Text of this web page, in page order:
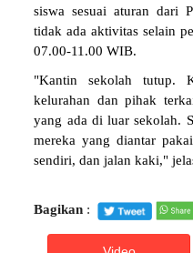
siswa sesuai aturan dari
tidak ada aktivitas selain
07.00-11.00 WIB.
"Kantin sekolah tutup.
kelurahan dan pihak
yang ada di luar sekolah.
mereka yang diantar
sendiri, dan jalan kaki,"
Bagikan :